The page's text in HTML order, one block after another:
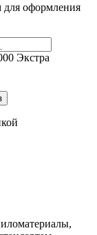
для оформления
Экстра